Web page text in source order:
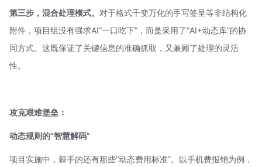
第三步，混合处理模式。 对于格式千变万化的手写签呈等非结构化
附件，项目组没有强求AI“一口吃下”，而是采用了“AI+动态库”的协
同方式。这既保证了关键信息的准确抓取，又兼顾了处理的灵活
性。
攻克艰难堡垒：
动态规则的“智慧解码”
项目实施中，棘手的还有那些“动态费用标准”。以手机费报销为例，